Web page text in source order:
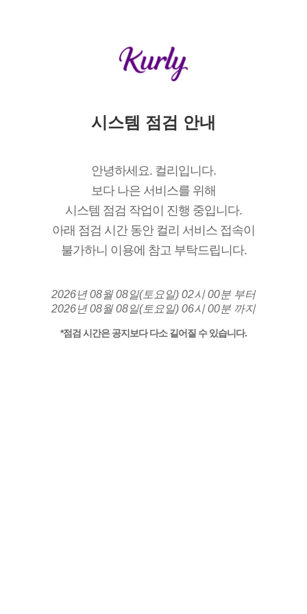
시스템 점검 안내
안녕하세요. 컬리입니다.
보다 나은 서비스를 위해
시스템 점검 작업이 진행 중입니다.
아래 점검 시간 동안 컬리 서비스 접속이
불가하니 이용에 참고 부탁드립니다.
2026년 08월 08일(토요일) 02시 00분 부터
2026년 08월 08일(토요일) 06시 00분 까지
*점검 시간은 공지보다 다소 길어질 수 있습니다.